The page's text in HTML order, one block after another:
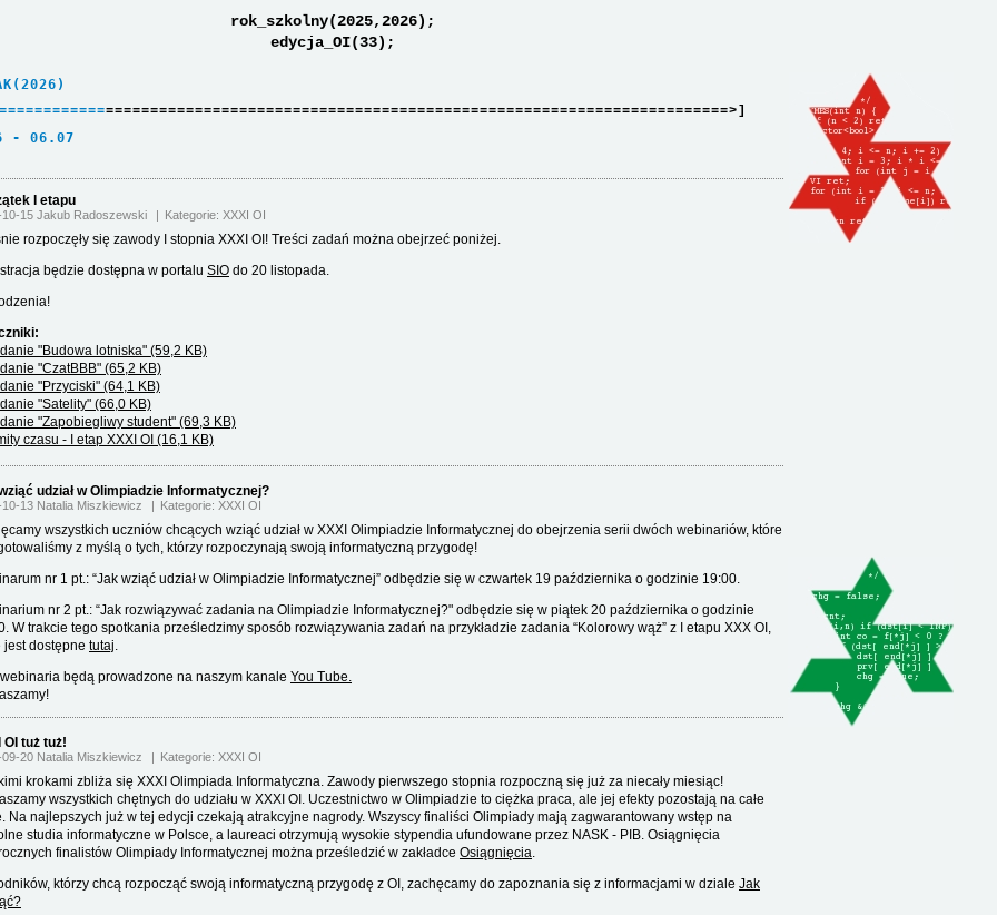
rok_szkolny(2025,2026);
edycja_OI(33);
==================================================================================>]
- 06.07
I etapu
10-15 Jakub Radoszewski Kategorie: XXXI OI
rozpoczęły się zawody I stopnia XXXI OI! Treści zadań można obejrzeć poniżej.
będzie dostępna w portalu SIO do 20 listopada.
"Budowa lotniska" (59,2 KB)
"CzatBBB" (65,2 KB)
"Przyciski" (64,1 KB)
"Satelity" (66,0 KB)
"Zapobiegliwy student" (69,3 KB)
czasu - I etap XXXI OI (16,1 KB)
udział w Olimpiadzie Informatycznej?
13 Natalia Miszkiewicz Kategorie: XXXI OI
wszystkich uczniów chcących wziąć udział w XXXI Olimpiadzie Informatycznej do obejrzenia serii dwóch webinariów, które
z myślą o tych, którzy rozpoczynają swoją informatyczną przygodę!
nr 1 pt.: “Jak wziąć udział w Olimpiadzie Informatycznej” odbędzie się w czwartek 19 października o godzinie 19:00.
nr 2 pt.: “Jak rozwiązywać zadania na Olimpiadzie Informatycznej?" odbędzie się w piątek 20 października o godzinie
W trakcie tego spotkania prześledzimy sposób rozwiązywania zadań na przykładzie zadania “Kolorowy wąż” z I etapu XXX OI,
jest dostępne tutaj.
będą prowadzone na naszym kanale You Tube.
OI tuż tuż!
20 Natalia Miszkiewicz Kategorie: XXXI OI
krokami zbliża się XXXI Olimpiada Informatyczna. Zawody pierwszego stopnia rozpoczną się już za niecały miesiąc!
wszystkich chętnych do udziału w XXXI OI. Uczestnictwo w Olimpiadzie to ciężka praca, ale jej efekty pozostają na całe
Na najlepszych już w tej edycji czekają atrakcyjne nagrody. Wszyscy finaliści Olimpiady mają zagwarantowany wstęp na
studia informatyczne w Polsce, a laureaci otrzymują wysokie stypendia ufundowane przez NASK - PIB. Osiągnięcia
finalistów Olimpiady Informatycznej można prześledzić w zakładce Osiągnięcia.
którzy chcą rozpocząć swoją informatyczną przygodę z OI, zachęcamy do zapoznania się z informacjami w dziale Jak